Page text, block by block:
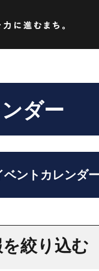
ダー
ベントカレンダ
絞り込む